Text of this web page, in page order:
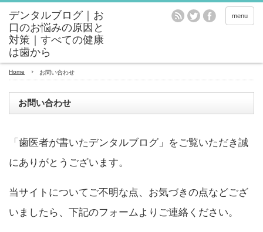
menu
Home お問い合わせ
お問い合わせ
「歯医者が書いたデンタルブログ」をご覧いただき誠
にありがとうございます。
当サイトについてご不明な点、お気づきの点などござ
いましたら、下記のフォームよりご連絡ください。